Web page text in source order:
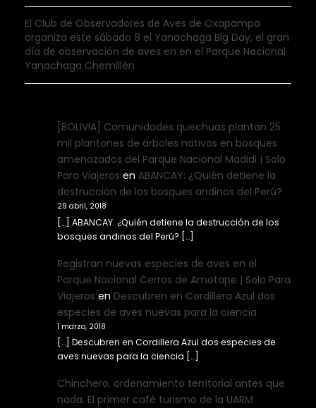
El Club de Observadores de Aves de Oxapampa
organiza este sábado 8 el Yanachaga Big Day, el gran
día de observación de aves en en el Parque Nacional
Yanachaga Chemillén
[BOLIVIA] Comunidades quechuas plantan 25
mil plantones de árboles nativos en bosques
amenazados del Parque Nacional Madidi | Solo
Para Viajeros en ABANCAY: ¿Quién detiene la
destrucción de los bosques andinos del Perú?
29 abril, 2018
[…] ABANCAY: ¿Quién detiene la destrucción de los
bosques andinos del Perú? […]
Registran nuevas especies de aves en el
Parque Nacional Cerros de Amotape | Solo Para
Viajeros en Descubren en Cordillera Azul dos
especies de aves nuevas para la ciencia
1 marzo, 2018
[…] Descubren en Cordillera Azul dos especies de
aves nuevas para la ciencia […]
Chinchero, ordenamiento territorial antes que
nada. El primer café turismo de la UARM